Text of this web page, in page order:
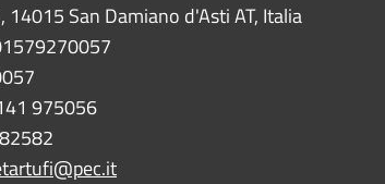
14015 San Damiano d'Asti AT, Italia
975056